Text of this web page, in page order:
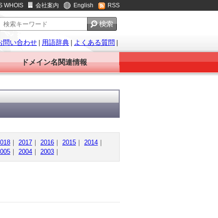
WHOIS 会社案内 English RSS
問い合わせ | 用語辞典 | よくある質問 |
ドメイン名関連情報
｜ 2017 ｜ 2016 ｜ 2015 ｜ 2014 ｜
｜ 2004 ｜ 2003 ｜